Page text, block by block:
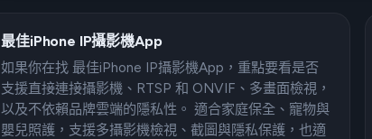
最佳iPhone IP攝影機App
如果你在找 最佳iPhone IP攝影機App，重點要看是否
支援直接連接攝影機、RTSP 和 ONVIF、多畫面檢視，
以及不依賴品牌雲端的隱私性。 適合家庭保全、寵物與
嬰兒照護，支援多攝影機檢視、截圖與隱私保護，也適